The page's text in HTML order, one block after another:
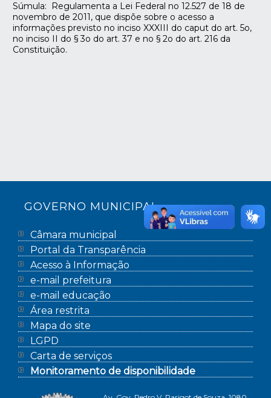
Súmula: Regulamenta a Lei Federal no 12.527 de 18 de
novembro de 2011, que dispõe sobre o acesso a
informações previsto no inciso XXXIII do caput do art. 5o,
no inciso II do § 3o do art. 37 e no § 2o do art. 216 da
Constituição.
GOVERNO MUNICIPAL
Câmara municipal
Portal da Transparência
Acesso à Informação
e-mail prefeitura
e-mail educação
Área restrita
Mapa do site
LGPD
Carta de serviços
Monitoramento de disponibilidade